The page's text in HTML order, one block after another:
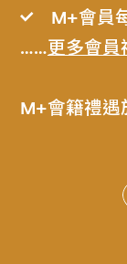
M+會員
……更多會員
M+會籍禮